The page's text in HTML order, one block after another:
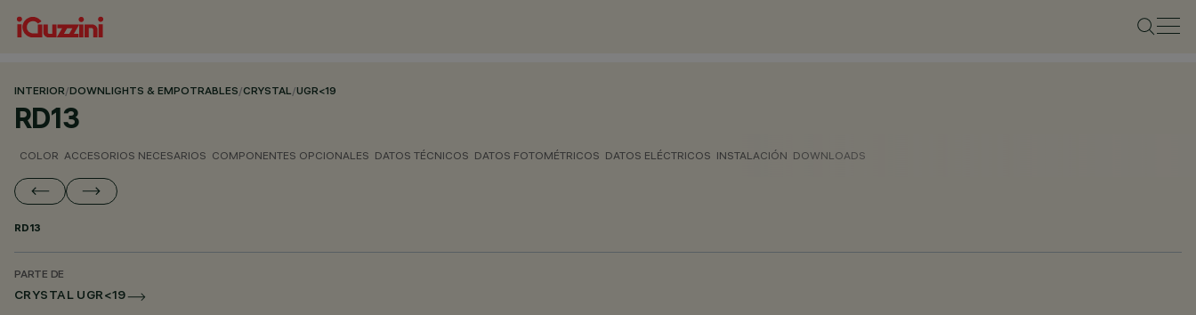
INTERIOR/DOWNLIGHTS & EMPOTRABLES/CRYSTAL/UGR<19
RD13
COLOR ACCESORIOS NECESARIOS COMPONENTES OPCIONALES DATOS TÉCNICOS DATOS FOTOMÉTRICOS DATOS ELÉCTRICOS INSTALACIÓN DOWNLOADS
RD13
PARTE DE
CRYSTAL UGR<19